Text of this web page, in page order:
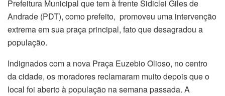
Prefeitura Municipal que tem à frente Sidiclei Giles de
Andrade (PDT), como prefeito, promoveu uma intervenção
extrema em sua praça principal, fato que desagradou a
população.
Indignados com a nova Praça Euzebio Olioso, no centro
da cidade, os moradores reclamaram muito depois que o
local foi aberto à população na semana passada. A